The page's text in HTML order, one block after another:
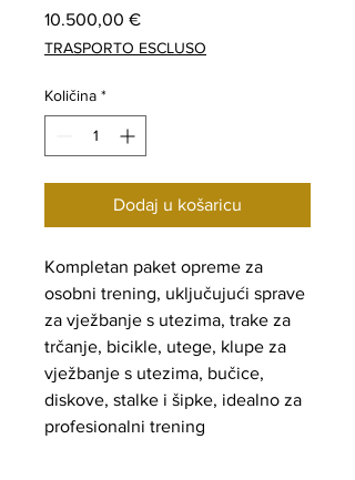
10.500,00 €Cijena
TRASPORTO ESCLUSO
Količina *
Dodaj u košaricu
Kompletan paket opreme za
osobni trening, uključujući sprave
za vježbanje s utezima, trake za
trčanje, bicikle, utege, klupe za
vježbanje s utezima, bučice,
diskove, stalke i šipke, idealno za
profesionalni trening